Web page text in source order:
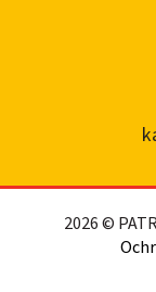
2026 ©